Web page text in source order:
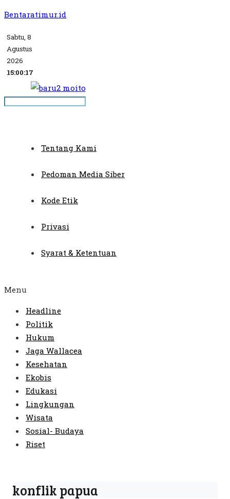
Bentaratimur.id
Sabtu, 8
Agustus
2026
15:00:17
Tentang Kami
Pedoman Media Siber
Kode Etik
Privasi
Syarat & Ketentuan
Menu
Headline
Politik
Hukum
Jaga Wallacea
Kesehatan
Ekobis
Edukasi
Lingkungan
Wisata
Sosial- Budaya
Riset
konflik papua